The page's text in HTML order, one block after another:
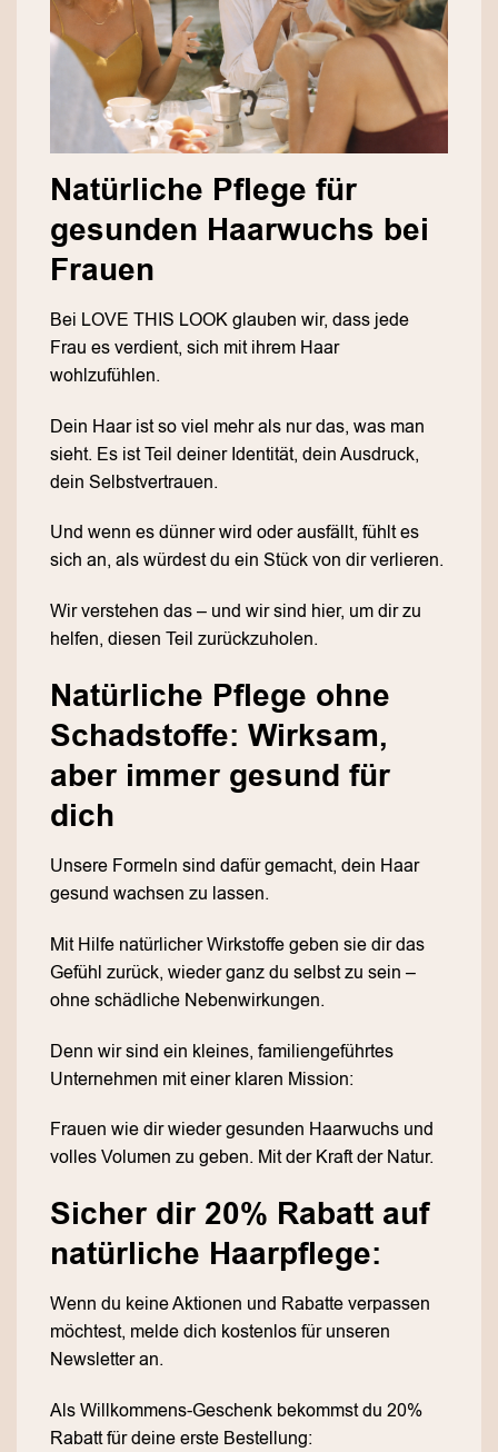
Natürliche Pflege für
gesunden Haarwuchs bei
Frauen
Bei LOVE THIS LOOK glauben wir, dass jede
Frau es verdient, sich mit ihrem Haar
wohlzufühlen.
Dein Haar ist so viel mehr als nur das, was man
sieht. Es ist Teil deiner Identität, dein Ausdruck,
dein Selbstvertrauen.
Und wenn es dünner wird oder ausfällt, fühlt es
sich an, als würdest du ein Stück von dir verlieren.
Wir verstehen das – und wir sind hier, um dir zu
helfen, diesen Teil zurückzuholen.
Natürliche Pflege ohne
Schadstoffe: Wirksam,
aber immer gesund für
dich
Unsere Formeln sind dafür gemacht, dein Haar
gesund wachsen zu lassen.
Mit Hilfe natürlicher Wirkstoffe geben sie dir das
Gefühl zurück, wieder ganz du selbst zu sein –
ohne schädliche Nebenwirkungen.
Denn wir sind ein kleines, familiengeführtes
Unternehmen mit einer klaren Mission:
Frauen wie dir wieder gesunden Haarwuchs und
volles Volumen zu geben. Mit der Kraft der Natur.
Sicher dir 20% Rabatt auf
natürliche Haarpflege:
Wenn du keine Aktionen und Rabatte verpassen
möchtest, melde dich kostenlos für unseren
Newsletter an.
Als Willkommens-Geschenk bekommst du 20%
Rabatt für deine erste Bestellung: